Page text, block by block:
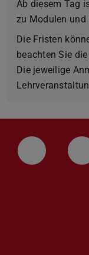
Ab diesem Tag
zu Modulen
Die Fristen
beachten Sie
Die jeweilige
LinkedIn-